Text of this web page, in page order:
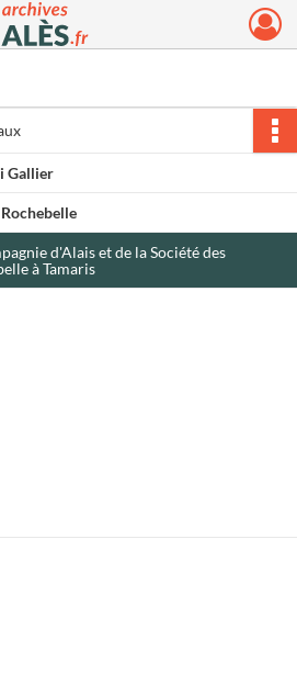
municipales d'Alès
Gallier
d'Alais et de la Société des
à Tamaris